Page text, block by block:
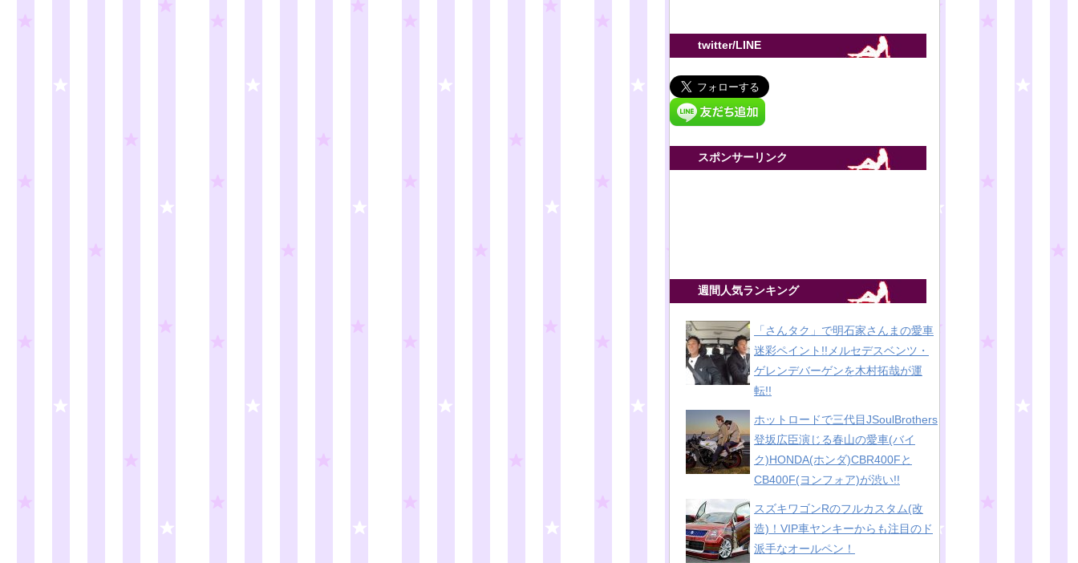
twitter/LINE
スポンサーリンク
週間人気ランキング
「さんタク」で明石家さんまの愛車
迷彩ペイント!!メルセデスベンツ・
ゲレンデバーゲンを木村拓哉が運
転!!
ホットロードで三代目JSoulBrothers
登坂広臣演じる春山の愛車(バイ
ク)HONDA(ホンダ)CBR400Fと
CB400F(ヨンフォア)が渋い!!
スズキワゴンRのフルカスタム(改
造)！VIP車ヤンキーからも注目のド
派手なオールペン！